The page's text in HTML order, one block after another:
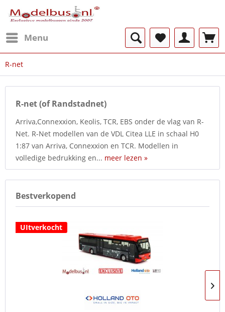
Menu
R-net
R-net (of Randstadnet)
Arriva,Connexxion, Keolis, TCR, EBS onder de vlag van R-
Net. R-Net modellen van de VDL Citea LLE in schaal H0
1:87 van Arriva, Connexxion en TCR. Modellen in
volledige bedrukking en... meer lezen »
Bestverkopend
UItverkocht